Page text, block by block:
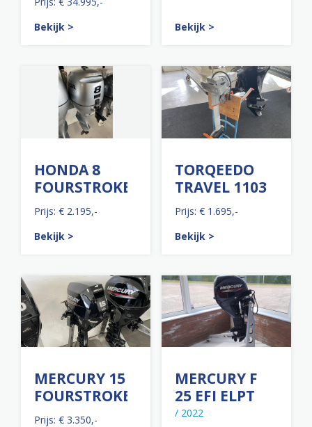
Bekijk >
Bekijk >
HONDA 8
FOURSTROKE
Prijs: € 2.195,-
Bekijk >
TORQEEDO
TRAVEL 1103
Prijs: € 1.695,-
Bekijk >
MERCURY 15
FOURSTROKE
Prijs: € 3.350,-
MERCURY F
25 EFI ELPT
/ 2022